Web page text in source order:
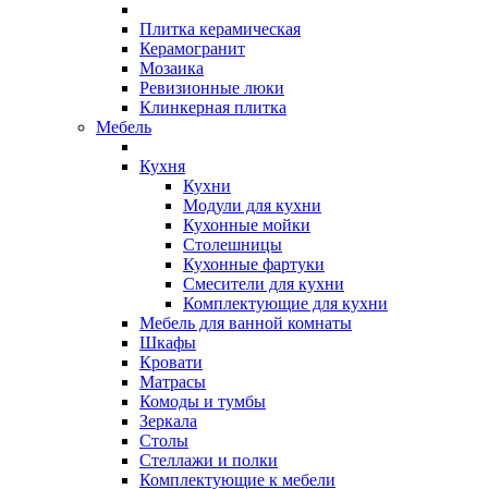
Плитка керамическая
Керамогранит
Мозаика
Ревизионные люки
Клинкерная плитка
Мебель
Кухня
Кухни
Модули для кухни
Кухонные мойки
Столешницы
Кухонные фартуки
Смесители для кухни
Комплектующие для кухни
Мебель для ванной комнаты
Шкафы
Кровати
Матрасы
Комоды и тумбы
Зеркала
Столы
Стеллажи и полки
Комплектующие к мебели